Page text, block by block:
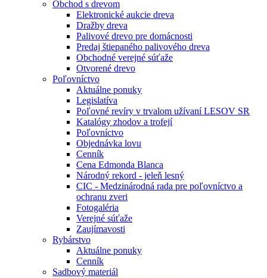
Obchod s drevom
Elektronické aukcie dreva
Dražby dreva
Palivové drevo pre domácnosti
Predaj štiepaného palivového dreva
Obchodné verejné súťaže
Otvorené drevo
Poľovníctvo
Aktuálne ponuky
Legislatíva
Poľovné revíry v trvalom užívaní LESOV SR
Katalógy zhodov a trofejí
Poľovníctvo
Objednávka lovu
Cenník
Cena Edmonda Blanca
Národný rekord - jeleň lesný
CIC - Medzinárodná rada pre poľovníctvo a
ochranu zveri
Fotogaléria
Verejné súťaže
Zaujímavosti
Rybárstvo
Aktuálne ponuky
Cenník
Sadbový materiál